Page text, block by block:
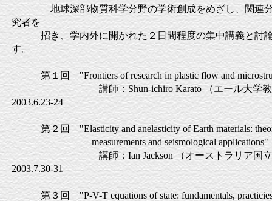
地球深部物質科学分野の学術創成をめざし、関連分
究者を
招き、学内外に開かれた２日間程度の集中講義と討論
す。
第１回 "Frontiers of research in plastic flow and
講師：Shun-ichiro Karato （エー
2003.6.23-24
第２回 "Elasticity and anelasticity of Earth materials:
measurements and seismological applications"
講師：Ian Jackson （オーストラリア国
2003.7.30-31
第３回 "P-V-T equations of state: fundamentals, practicies,